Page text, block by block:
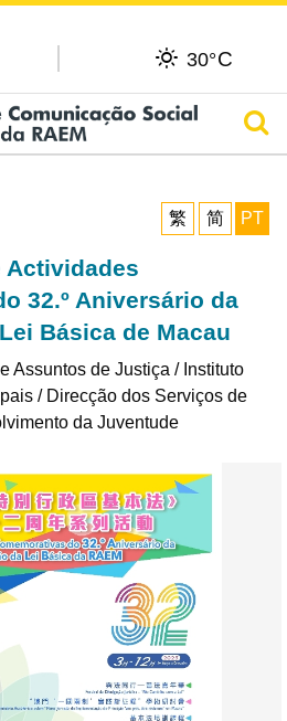
30°C
繁
简 PT
Actividades
32.º Aniversário da
Básica de Macau
Assuntos de Justiça / Instituto
/ Direcção dos Serviços de
da Juventude